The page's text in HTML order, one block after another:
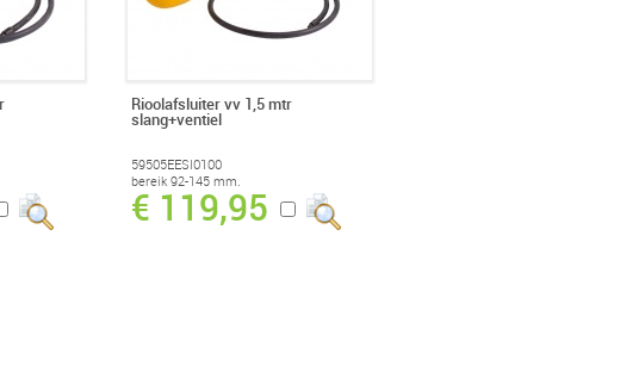
Rioolafsluiter vv 1,5 mtr
slang+ventiel
59505EESI0100
bereik 92-145 mm.
€ 119,95